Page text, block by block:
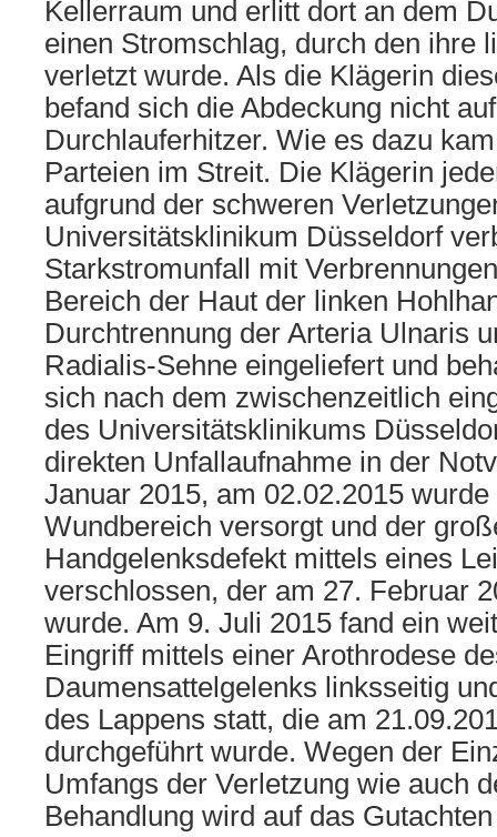
Kellerraum und erlitt dort an dem
einen Stromschlag, durch den ihre
verletzt wurde. Als die Klägerin
befand sich die Abdeckung nicht
Durchlauferhitzer. Wie es dazu
Parteien im Streit. Die Klägerin
aufgrund der schweren
Universitätsklinikum Düsseldorf
Starkstromunfall mit
Bereich der Haut der linken
Durchtrennung der Arteria Ulnaris
Radialis-Sehne eingeliefert und
sich nach dem zwischenzeitlich
des Universitätsklinikums
direkten Unfallaufnahme in der
Januar 2015, am 02.02.2015
Wundbereich versorgt und der
Handgelenksdefekt mittels eines
verschlossen, der am 27. Februar
wurde. Am 9. Juli 2015 fand ein
Eingriff mittels einer Arothrodese
Daumensattelgelenks linksseitig
des Lappens statt, die am
durchgeführt wurde. Wegen der
Umfangs der Verletzung wie auch
Behandlung wird auf das